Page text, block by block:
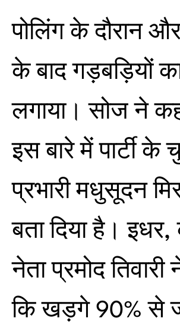
पोलिंग के दौरान
के बाद गड़बड़ियों
लगाया। सोज ने
इस बारे में पार्टी के
प्रभारी मधुसूदन
बता दिया है।
नेता प्रमोद तिवारी
कि खड़गे 90% से